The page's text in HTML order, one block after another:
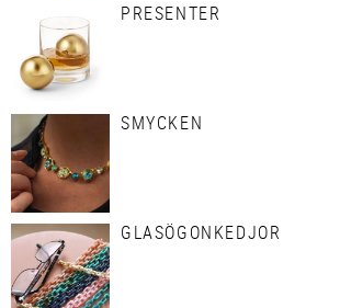
PRESENTER
SMYCKEN
GLASÖGONKEDJOR